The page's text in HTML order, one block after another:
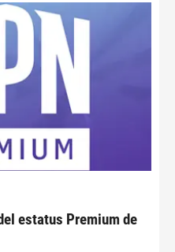
estatus Premium de